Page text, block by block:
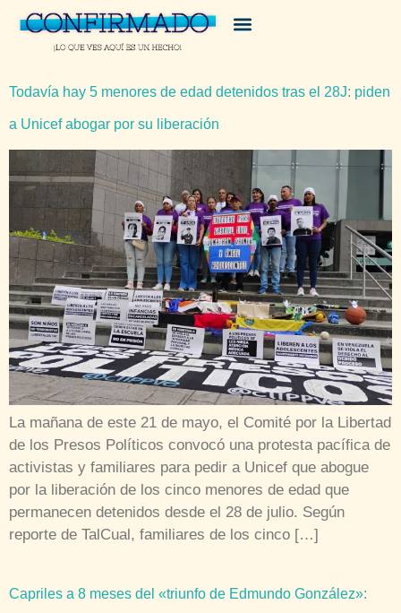
Todavía hay 5 menores de edad detenidos tras el 28J: piden
a Unicef abogar por su liberación
La mañana de este 21 de mayo, el Comité por la Libertad
de los Presos Políticos convocó una protesta pacífica de
activistas y familiares para pedir a Unicef que abogue
por la liberación de los cinco menores de edad que
permanecen detenidos desde el 28 de julio. Según
reporte de TalCual, familiares de los cinco […]
Capriles a 8 meses del «triunfo de Edmundo González»: